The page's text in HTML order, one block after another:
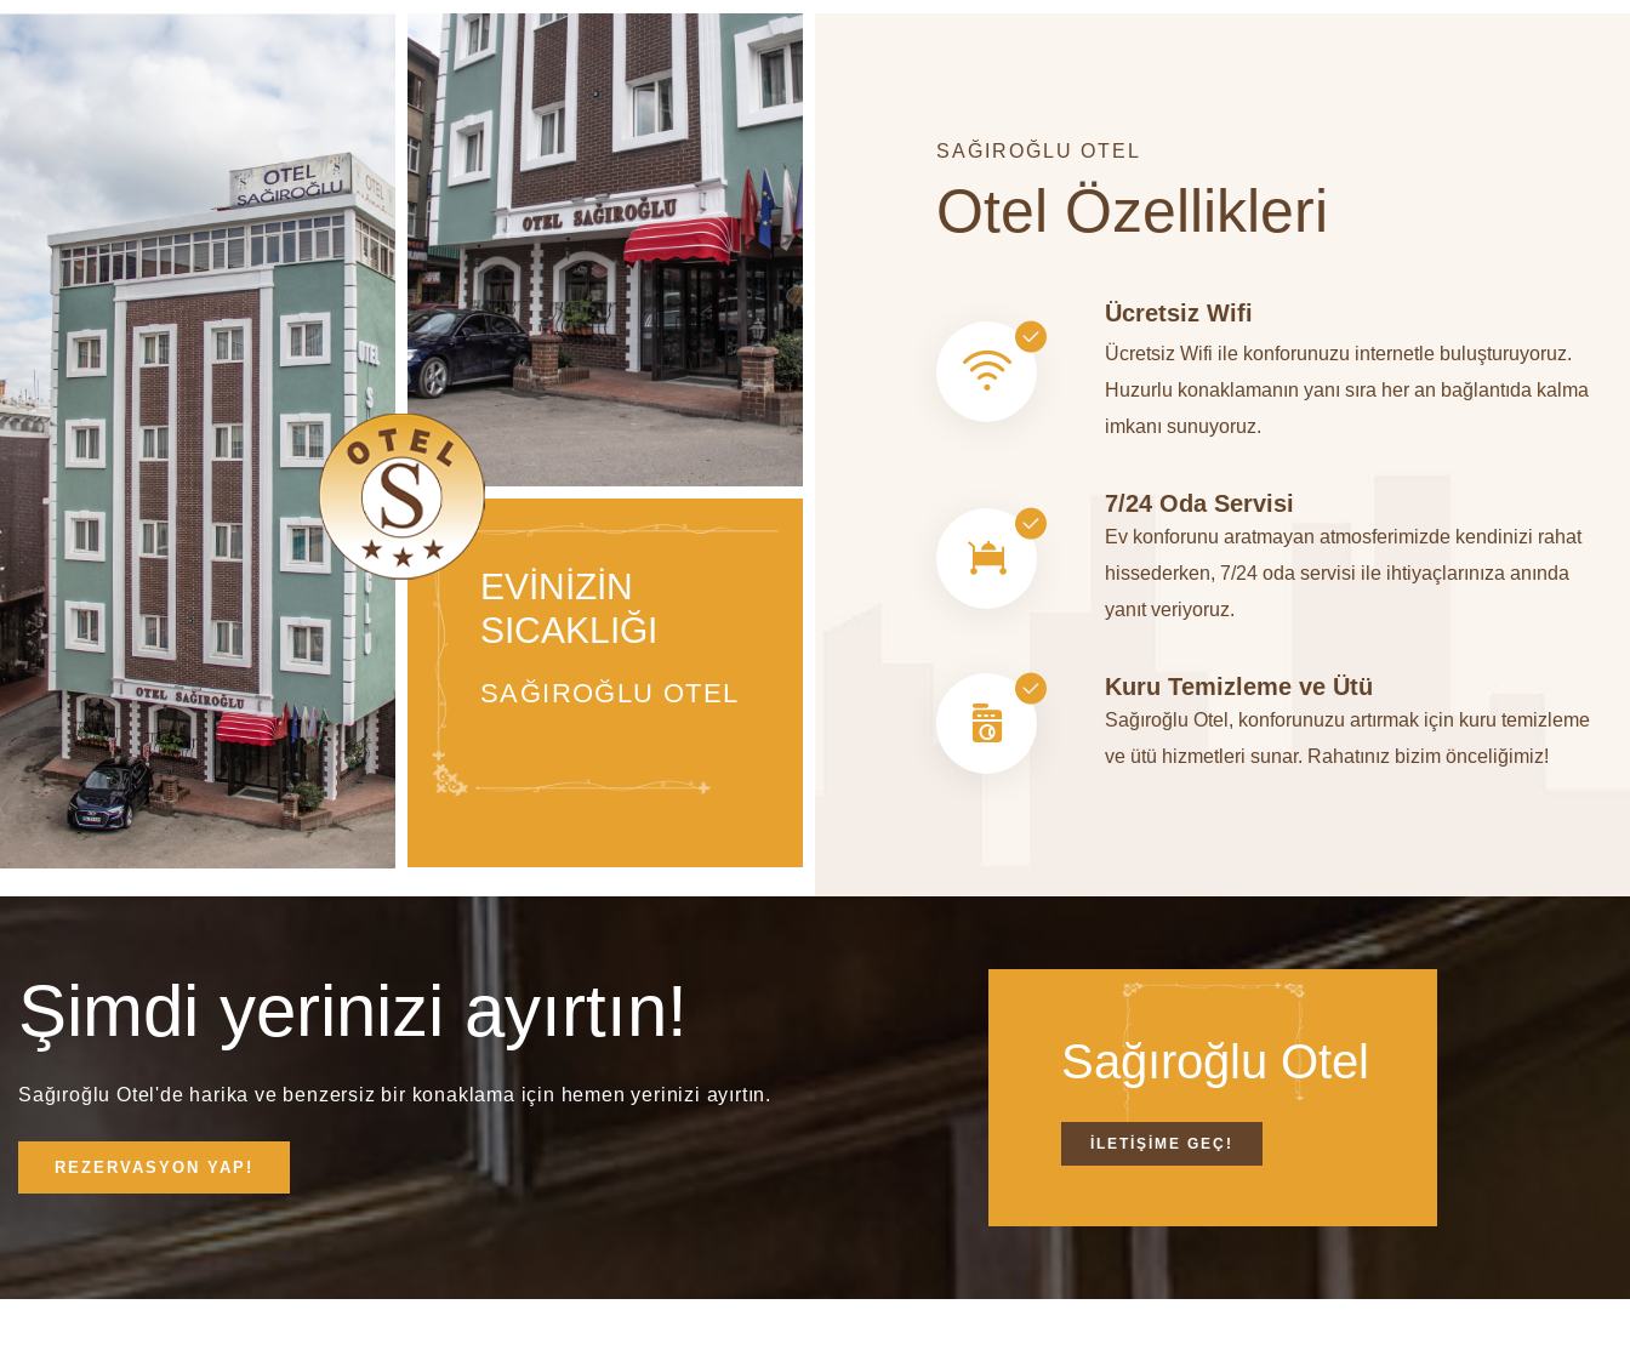
EVİNİZİN
SICAKLIĞI
SAĞIROĞLU OTEL
SAĞIROĞLU OTEL
Otel Özellikleri
Ücretsiz Wifi
Ücretsiz Wifi ile konforunuzu internetle buluşturuyoruz.
Huzurlu konaklamanın yanı sıra her an bağlantıda kalma
imkanı sunuyoruz.
7/24 Oda Servisi
Ev konforunu aratmayan atmosferimizde kendinizi rahat
hissederken, 7/24 oda servisi ile ihtiyaçlarınıza anında
yanıt veriyoruz.
Kuru Temizleme ve Ütü
Sağıroğlu Otel, konforunuzu artırmak için kuru temizleme
ve ütü hizmetleri sunar. Rahatınız bizim önceliğimiz!
Şimdi yerinizi ayırtın!
Sağıroğlu Otel'de harika ve benzersiz bir konaklama için hemen yerinizi ayırtın.
REZERVASYON YAP!
Sağıroğlu Otel
İLETİŞİME GEÇ!